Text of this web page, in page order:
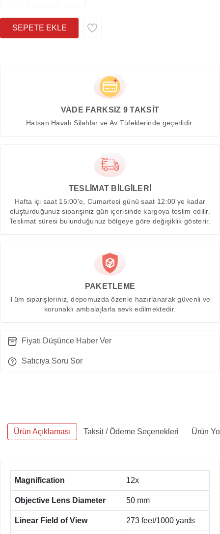
VADE FARKSIZ 9 TAKSİT
Hatsan Havalı Silahlar ve Av Tüfeklerinde geçerlidir.
TESLİMAT BİLGİLERİ
Hafta içi saat 15:00'e, Cumartesi günü saat 12:00'ye kadar
oluşturduğunuz siparişiniz gün içerisinde kargoya teslim edilir.
Teslimat süresi bulunduğunuz bölgeye göre değişiklik gösterir.
PAKETLEME
Tüm siparişleriniz, depomuzda özenle hazırlanarak güvenli ve
korunaklı ambalajlarla sevk edilmektedir.
Fiyatı Düşünce Haber Ver
Satıcıya Soru Sor
Ürün Açıklaması Taksit / Ödeme Seçenekleri Ürün
Magnification 12x
Objective Lens Diameter 50 mm
Linear Field of View 273 feet/1000 yards